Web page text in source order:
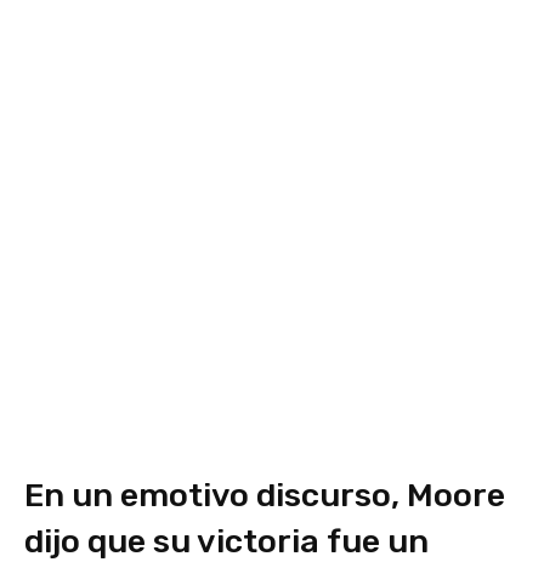
En un emotivo discurso, Moore
dijo que su victoria fue un